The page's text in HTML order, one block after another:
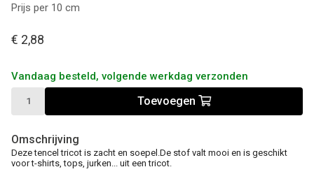
Prijs per 10 cm
€ 2,88
Vandaag besteld, volgende werkdag verzonden
Toevoegen
Omschrijving
Deze tencel tricot is zacht en soepel.De stof valt mooi en is geschikt
voor t-shirts, tops, jurken... uit een tricot.